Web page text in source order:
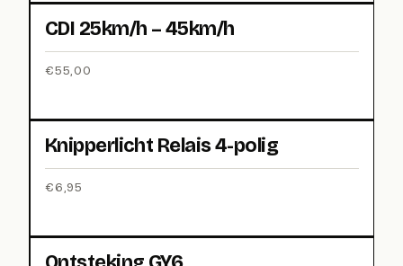
CDI 25km/h – 45km/h
€55,00
Knipperlicht Relais 4-polig
€6,95